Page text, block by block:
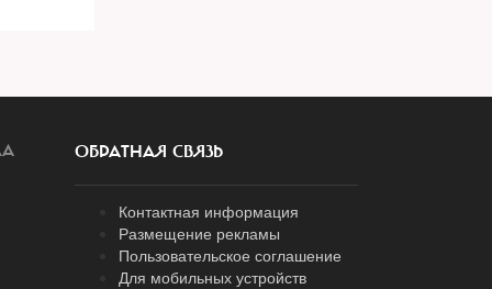
ОБРАТНАЯ СВЯЗЬ
Контактная информация
Размещение рекламы
Пользовательское соглашение
Для мобильных устройств